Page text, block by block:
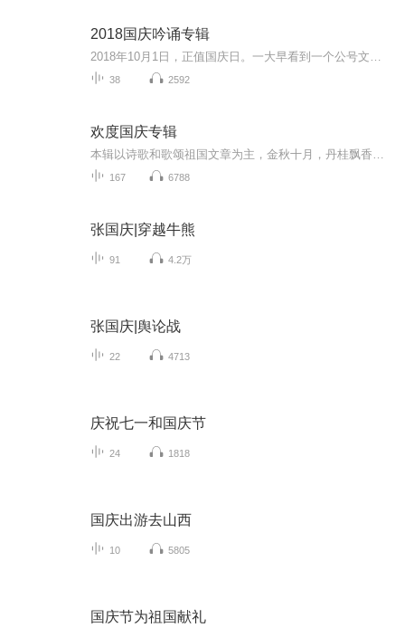
2018国庆吟诵专辑
38 2592
欢度国庆专辑
167 6788
张国庆|穿越牛熊
91 4.2万
张国庆|舆论战
22 4713
庆祝七一和国庆节
24 1818
国庆出游去山西
10 5805
国庆节为祖国献礼